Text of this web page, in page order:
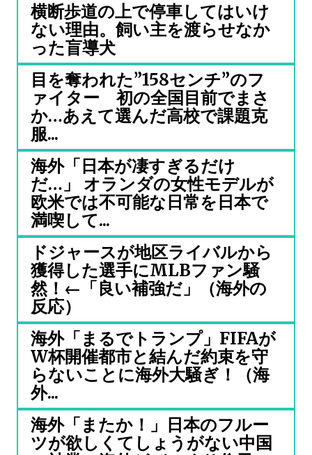
横断歩道の上で停車してはいけ
ない理由。飼い主を渡らせなか
った盲導犬
目を奪われた”158センチ”のフ
ァイター 初の全国目前でまさ
か…あえて選んだ高校で課題克
服...
海外「日本が凄すぎるだけ
だ…」 オランダの女性モデルが
欧米では不可能な日常を日本で
満喫して...
ドジャースが地区ライバルから
獲得した選手にMLBファン騒
然！←「良い補強だ」（海外の
反応）
海外「まるでトランプ」FIFAが
W杯開催都市と結んだ約束を守
らないことに海外大騒ぎ！（海
外...
海外「またか！」日本のフルー
ツが欲しくてしょうがない中国